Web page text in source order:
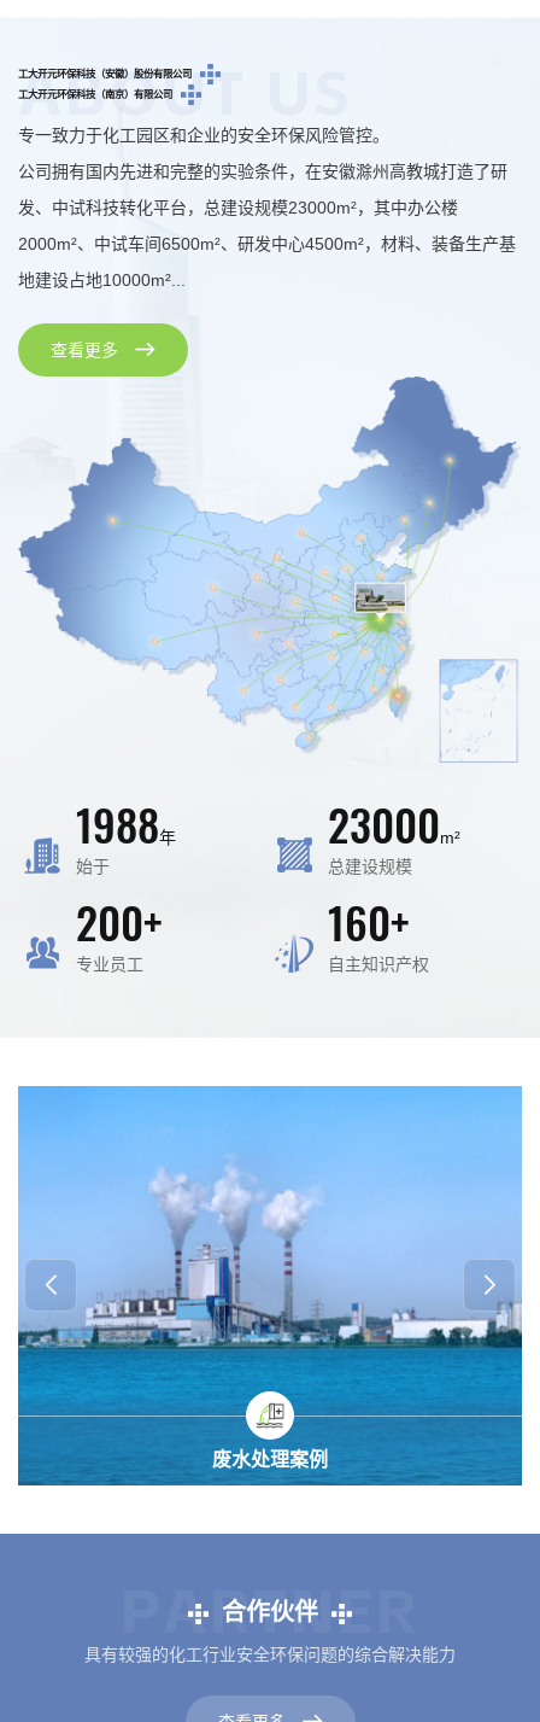
工大开元环保科技（安徽）股份有限公司
工大开元环保科技（南京）有限公司
ABOUT US
专一致力于化工园区和企业的安全环保风险管控。
公司拥有国内先进和完整的实验条件，在安徽滁州高教城打造了研
发、中试科技转化平台，总建设规模23000m²，其中办公楼
2000m²、中试车间6500m²、研发中心4500m²，材料、装备生产基
地建设占地10000m²...
查看更多
1988年
始于
23000m²
总建设规模
200+
专业员工
160+
自主知识产权
废气处理案例
合作伙伴
PARTNER
具有较强的化工行业安全环保问题的综合解决能力